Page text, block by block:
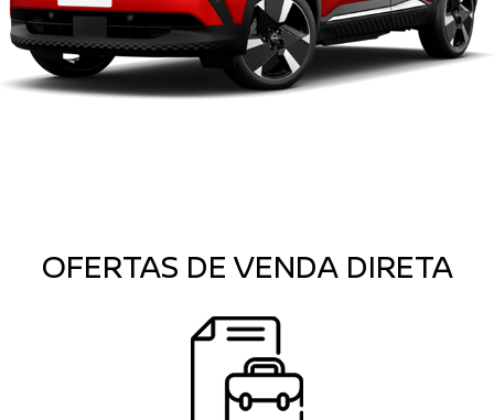
OFERTAS DE VENDA DIRETA